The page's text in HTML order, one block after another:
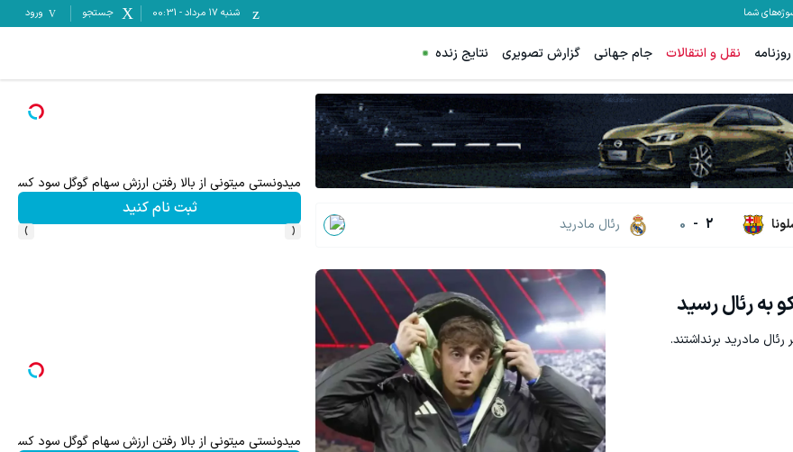
شما شنبه ۱۷ مرداد -
00:31 جستجو ورود
روزنامه نقل و انتقالات جام جهانی گزارش تصویری نتایج زنده
2
-
0 رئال مادرید
به رئال رسید
مادرید برنداشتند.
ارزی روی سهام تویوتا - کلیک کن ۳ دلار پاداش در هر لات معاملاتی در بروکر اینوسلو میدونستی میتونی از بالا رفتن ارزش سهام گوگل سود کسب
ثبت نام کنید
‹
›
ارزی روی سهام تویوتا - کلیک کن معاملات فارکس اسپرد از صفر و تا ۵۰۰ دلار بونوس میدونستی میتونی از بالا رفتن ارزش سهام گوگل سود کسب